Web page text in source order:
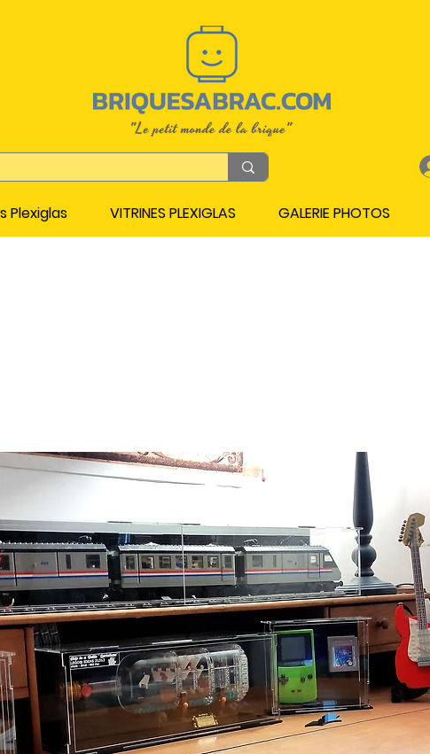
Plexiglas VITRINES PLEXIGLAS GALERIE PHOTOS